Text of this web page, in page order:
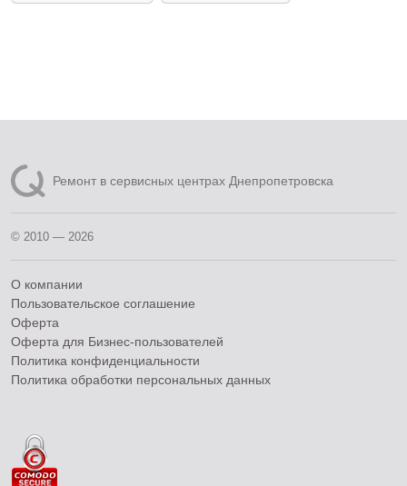
Ремонт в сервисных центрах Днепропетровска
© 2010 — 2026
О компании
Пользовательское соглашение
Оферта
Оферта для Бизнес-пользователей
Политика конфиденциальности
Политика обработки персональных данных